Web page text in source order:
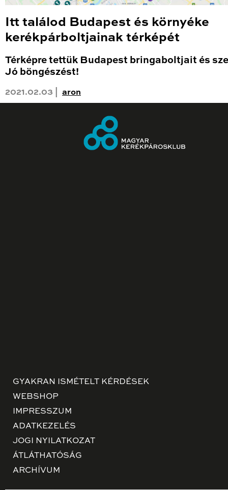
Itt találod Budapest és környéke
kerékpárboltjainak térképét
Térképre tettük Budapest bringaboltjait és
Jó böngészést!
2021.02.03 | aron
GYAKRAN ISMÉTELT KÉRDÉSEK
WEBSHOP
IMPRESSZUM
ADATKEZELÉS
JOGI NYILATKOZAT
ÁTLÁTHATÓSÁG
ARCHÍVUM